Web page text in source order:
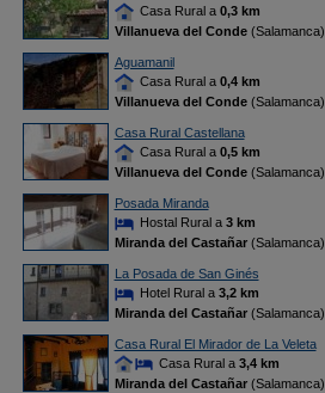
Casa Rural a 0,3 km
Villanueva del Conde(Salamanca)
Aguamanil
Casa Rural a 0,4 km
Villanueva del Conde(Salamanca)
Casa Rural Castellana
Casa Rural a 0,5 km
Villanueva del Conde(Salamanca)
Posada Miranda
Hostal Rural a 3 km
Miranda del Castañar(Salamanca)
La Posada de San Ginés
Hotel Rural a 3,2 km
Miranda del Castañar(Salamanca)
Casa Rural El Mirador de La Veleta
Casa Rural a 3,4 km
Miranda del Castañar(Salamanca)